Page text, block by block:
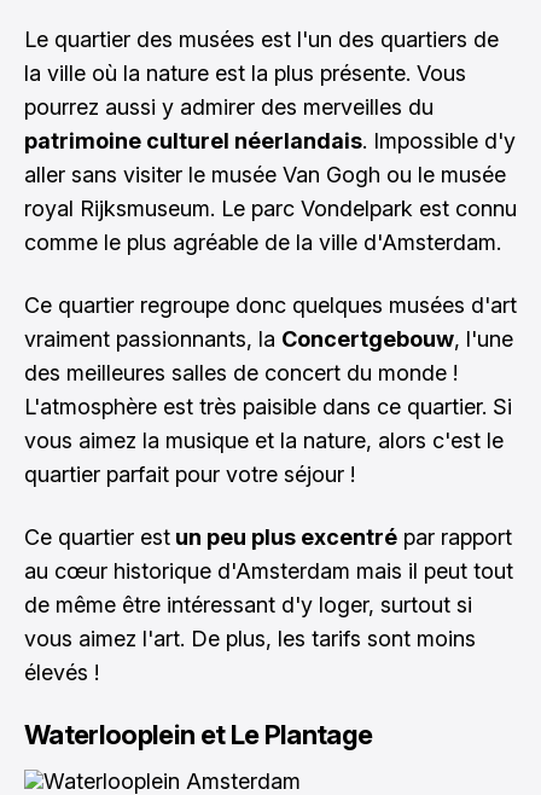
Le quartier des musées est l'un des quartiers de
la ville où la nature est la plus présente. Vous
pourrez aussi y admirer des merveilles du
patrimoine culturel néerlandais. Impossible d'y
aller sans visiter le musée Van Gogh ou le musée
royal Rijksmuseum. Le parc Vondelpark est connu
comme le plus agréable de la ville d'Amsterdam.
Ce quartier regroupe donc quelques musées d'art
vraiment passionnants, la Concertgebouw, l'une
des meilleures salles de concert du monde !
L'atmosphère est très paisible dans ce quartier. Si
vous aimez la musique et la nature, alors c'est le
quartier parfait pour votre séjour !
Ce quartier est un peu plus excentré par rapport
au cœur historique d'Amsterdam mais il peut tout
de même être intéressant d'y loger, surtout si
vous aimez l'art. De plus, les tarifs sont moins
élevés !
Waterlooplein et Le Plantage